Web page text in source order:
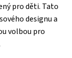
pro děti. Tato
designu a
volbou pro